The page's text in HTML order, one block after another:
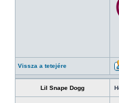
Vissza a tetejére
Lil Snape Dogg